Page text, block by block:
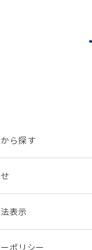
ら探す
表示
ポリシー